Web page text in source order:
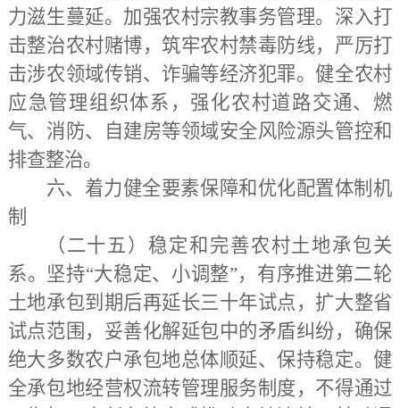
力滋生蔓延。加强农村宗教事务管理。深入打
击整治农村赌博，筑牢农村禁毒防线，严厉打
击涉农领域传销、诈骗等经济犯罪。健全农村
应急管理组织体系，强化农村道路交通、燃
气、消防、自建房等领域安全风险源头管控和
排查整治。
六、着力健全要素保障和优化配置体制机
制
（二十五）稳定和完善农村土地承包关
系。 坚持“大稳定、小调整”，有序推进第二轮
土地承包到期后再延长三十年试点，扩大整省
试点范围，妥善化解延包中的矛盾纠纷，确保
绝大多数农户承包地总体顺延、保持稳定。健
全承包地经营权流转管理服务制度，不得通过